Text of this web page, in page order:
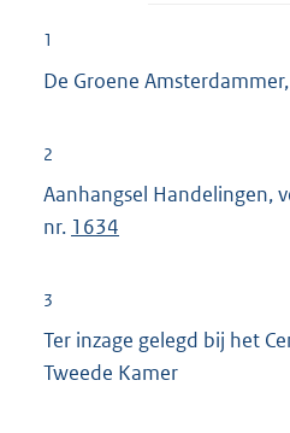
1
De Groene
2
Aanhangsel Handelingen,
nr. 1634
3
Ter inzage gelegd bij het
Tweede Kamer